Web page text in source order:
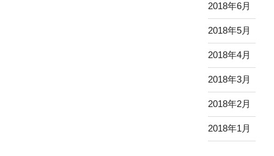
2018年6月
2018年5月
2018年4月
2018年3月
2018年2月
2018年1月